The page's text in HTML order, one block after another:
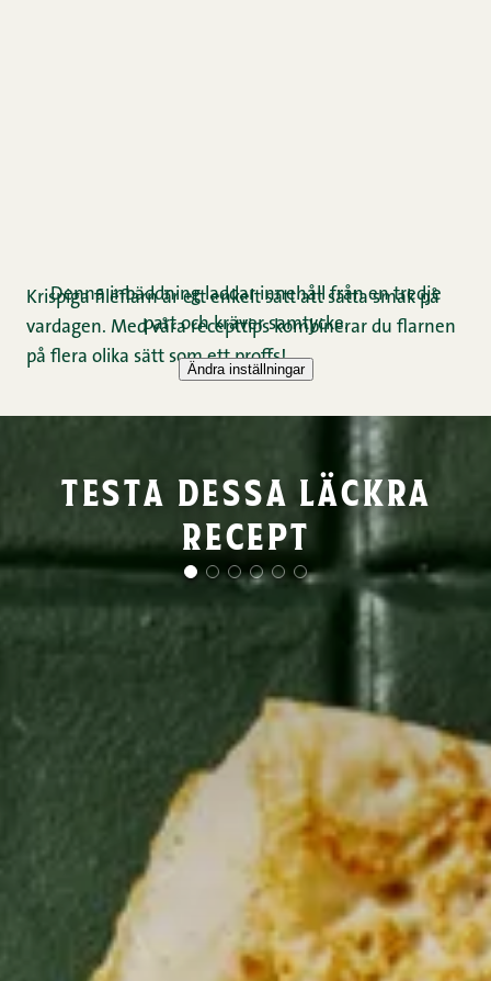
Krispiga filéflarn är ett enkelt sätt att sätta smak på
vardagen. Med våra recepttips kombinerar du flarnen
på flera olika sätt som ett proffs!
testa dessa läckra
recept